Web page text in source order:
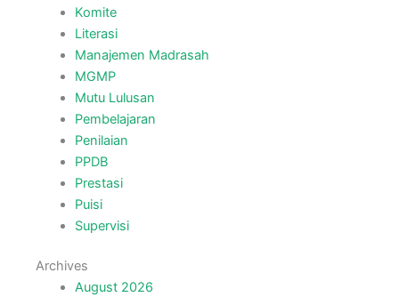
Komite
Literasi
Manajemen Madrasah
MGMP
Mutu Lulusan
Pembelajaran
Penilaian
PPDB
Prestasi
Puisi
Supervisi
Archives
August 2026